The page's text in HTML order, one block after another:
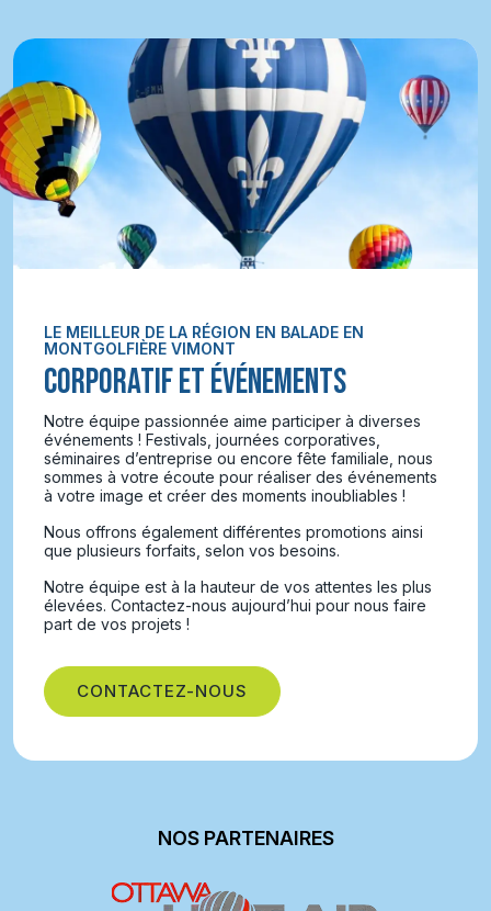
LE MEILLEUR DE LA RÉGION EN BALADE EN
MONTGOLFIÈRE VIMONT
CORPORATIF ET ÉVÉNEMENTS
Notre équipe passionnée aime participer à diverses
événements ! Festivals, journées corporatives,
séminaires d’entreprise ou encore fête familiale, nous
sommes à votre écoute pour réaliser des événements
à votre image et créer des moments inoubliables !
Nous offrons également différentes promotions ainsi
que plusieurs forfaits, selon vos besoins.
Notre équipe est à la hauteur de vos attentes les plus
élevées. Contactez-nous aujourd’hui pour nous faire
part de vos projets !
CONTACTEZ-NOUS
NOS PARTENAIRES